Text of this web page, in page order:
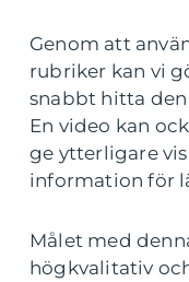
Genom att
rubriker kan vi
snabbt hitta
En video kan
ge ytterligare
information för
Målet med
högkvalitativ